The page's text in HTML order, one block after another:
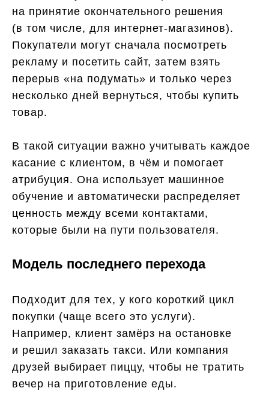
на принятие окончательного решения
(в том числе, для интернет-магазинов).
Покупатели могут сначала посмотреть
рекламу и посетить сайт, затем взять
перерыв «на подумать» и только через
несколько дней вернуться, чтобы купить
товар.
В такой ситуации важно учитывать каждое
касание с клиентом, в чём и помогает
атрибуция. Она использует машинное
обучение и автоматически распределяет
ценность между всеми контактами,
которые были на пути пользователя.
Модель последнего перехода
Подходит для тех, у кого короткий цикл
покупки (чаще всего это услуги).
Например, клиент замёрз на остановке
и решил заказать такси. Или компания
друзей выбирает пиццу, чтобы не тратить
вечер на приготовление еды.